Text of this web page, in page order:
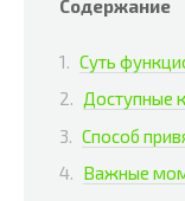
Содержание
Суть
Доступные
Способ
Важные